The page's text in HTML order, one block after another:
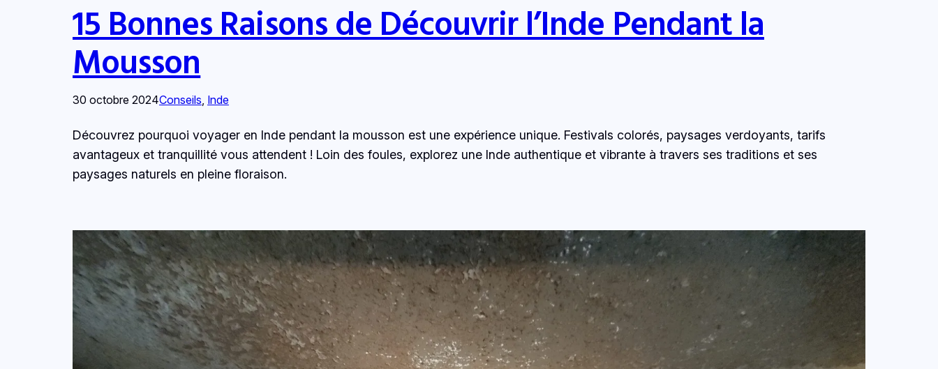
15 Bonnes Raisons de Découvrir l’Inde Pendant la
Mousson
30 octobre 2024Conseils Inde
Découvrez pourquoi voyager en Inde pendant la mousson est une expérience unique. Festivals colorés, paysages verdoyants, tarifs
avantageux et tranquillité vous attendent ! Loin des foules, explorez une Inde authentique et vibrante à travers ses traditions et ses
paysages naturels en pleine floraison.